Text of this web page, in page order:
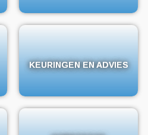
KEURINGEN EN ADVIES
KEURINGEN EN ADVIES